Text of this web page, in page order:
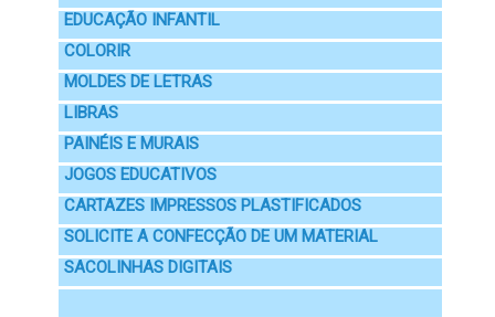
EDUCAÇÃO INFANTIL
COLORIR
MOLDES DE LETRAS
LIBRAS
PAINÉIS E MURAIS
JOGOS EDUCATIVOS
CARTAZES IMPRESSOS PLASTIFICADOS
SOLICITE A CONFECÇÃO DE UM MATERIAL
SACOLINHAS DIGITAIS